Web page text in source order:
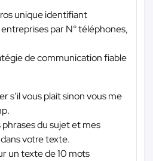
unique identifiant
par N° téléphones,
de communication fiable
s’il vous plait sinon vous me
du sujet et mes
votre texte.
un texte de 10 mots